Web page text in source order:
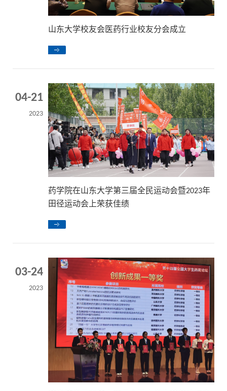
山东大学校友会医药行业校友分会成立
04-21
2023
药学院在山东大学第三届全民运动会暨2023年
田径运动会上荣获佳绩
03-24
2023